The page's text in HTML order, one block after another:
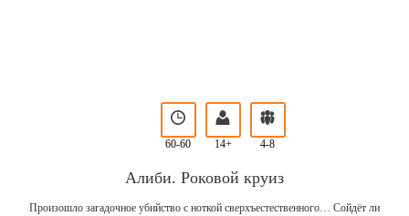
60-60 14+ 4-8
Алиби. Роковой круиз
Произошло загадочное убийство с ноткой сверхъестественного… Сойдёт ли